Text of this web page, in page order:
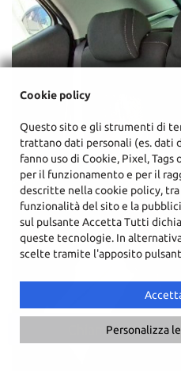
Chiama
Cookie policy
Questo sito e gli strumenti di
trattano dati personali (es. dati
fanno uso di Cookie, Pixel,
per il funzionamento e per il
descritte nella cookie policy,
funzionalità del sito e la
sul pulsante Accetta Tutti
queste tecnologie. In
scelte tramite l'apposito
Personalizza